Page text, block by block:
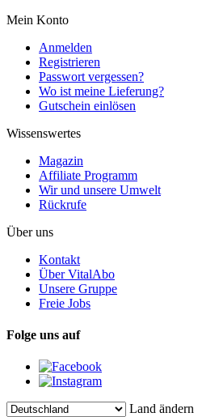
Mein Konto
Anmelden
Registrieren
Passwort vergessen?
Wo ist meine Lieferung?
Gutschein einlösen
Wissenswertes
Magazin
Affiliate Programm
Wir und unsere Umwelt
Rückrufe
Über uns
Kontakt
Über VitalAbo
Unsere Gruppe
Freie Jobs
Folge uns auf
Land ändern